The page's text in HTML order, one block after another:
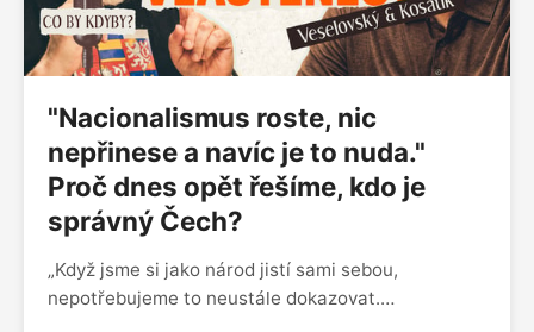
"Nacionalismus roste, nic
nepřinese a navíc je to nuda."
Proč dnes opět řešíme, kdo je
správný Čech?
„Když jsme si jako národ jistí sami sebou,
nepotřebujeme to neustále dokazovat.